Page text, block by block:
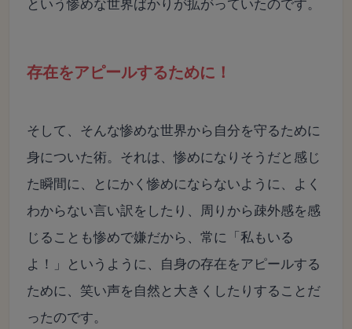
存在をアピールするために！
そして、そんな惨めな世界から自分を守るために
身についた術。それは、惨めになりそうだと感じ
た瞬間に、とにかく惨めにならないように、よく
わからない言い訳をしたり、周りから疎外感を感
じることも惨めで嫌だから、常に「私もいる
よ！」というように、自身の存在をアピールする
ために、笑い声を自然と大きくしたりすることだ
ったのです。